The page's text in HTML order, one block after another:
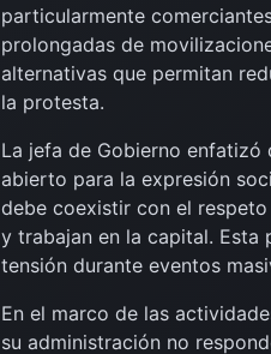
particularmente
prolongadas de
alternativas que permitan
la protesta.
La jefa de Gobierno enfatizó
abierto para la expresión
debe coexistir con el
y trabajan en la capital. Esta
tensión durante eventos
En el marco de las
su administración no